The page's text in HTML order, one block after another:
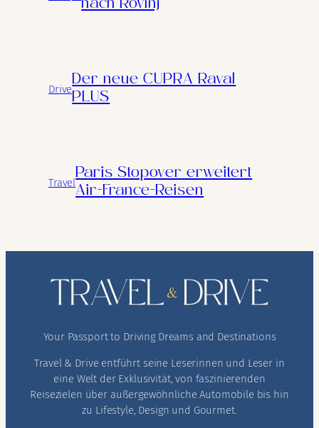
nach Rovinj
Drive
Der neue CUPRA Raval
PLUS
Travel
Paris Stopover erweitert
Air-France-Reisen
Your Passport to Driving Dreams and Destinations
Travel & Drive entführt seine Leserinnen und Leser in
eine Welt der Exklusivität, von faszinierenden
Reisezielen über außergewöhnliche Automobile bis hin
zu Lifestyle, Design und Gourmet.